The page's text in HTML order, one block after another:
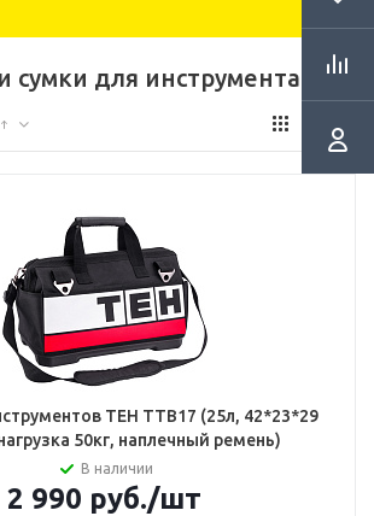
сумки для инструмента
TEH TTB17 (25л, 42*23*29
50кг, наплечный ремень)
В наличии
2 990 руб./шт